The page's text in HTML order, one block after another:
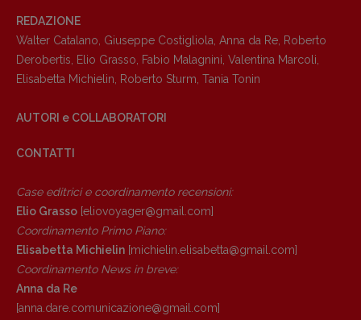
Copyright © 2018 – 2023 Pulp Magazine –
Associazione Pulp Magazine – registrazione
97943720157 –Privacy
REDAZIONE
Walter Catalano Giuseppe Costigliola Anna da Re Roberto
Derobertis
Elio Grasso Fabio Malagnini Valentina Marcoli
Elisabetta Michielin
Roberto Sturm Tania Tonin
AUTORI e COLLABORATORI
CONTATTI
Case editrici e coordinamento recensioni:
Elio Grasso [eliovoyager@gmail.com]
Coordinamento Primo Piano:
Elisabetta Michielin [michielin.elisabetta@gmail.com]
Coordinamento News in breve:
Anna da Re
[anna.dare.comunicazione@gmail. com]